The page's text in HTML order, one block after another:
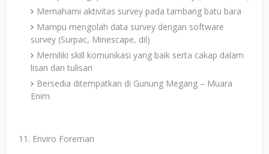
Memahami aktivitas survey pada tambang batu bara
Mampu mengolah data survey dengan software
survey (Surpac, Minescape, dil)
Memiliki skill komunikasi yang baik serta cakap dalam
lisan dan tulisan
Bersedia ditempatkan di Gunung Megang – Muara
Enim
11. Enviro Foreman